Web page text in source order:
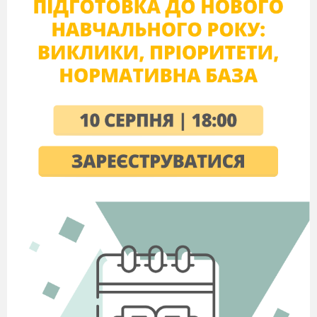
2
3
винятковості своєї нації
Б
рух, спрямований
проти будь-яких воєн, за
повну ліквідацію
озброєння
Г
період, коли
супротивник
закріплюється на
досягнутих рубежах,
Д
використовуються всі
засоби для знищення
противника, у тому числі